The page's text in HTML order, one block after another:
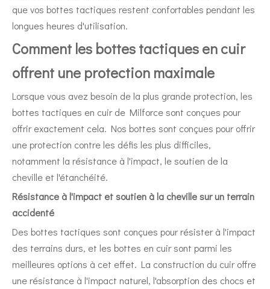
que vos bottes tactiques restent confortables pendant les
longues heures d'utilisation.
Comment les bottes tactiques en cuir
offrent une protection maximale
Lorsque vous avez besoin de la plus grande protection, les
bottes tactiques en cuir de Milforce sont conçues pour
offrir exactement cela. Nos bottes sont conçues pour offrir
une protection contre les défis les plus difficiles,
notamment la résistance à l'impact, le soutien de la
cheville et l'étanchéité.
Résistance à l'impact et soutien à la cheville sur un terrain
accidenté
Des bottes tactiques sont conçues pour résister à l'impact
des terrains durs, et les bottes en cuir sont parmi les
meilleures options à cet effet. La construction du cuir offre
une résistance à l'impact naturel, l'absorption des chocs et